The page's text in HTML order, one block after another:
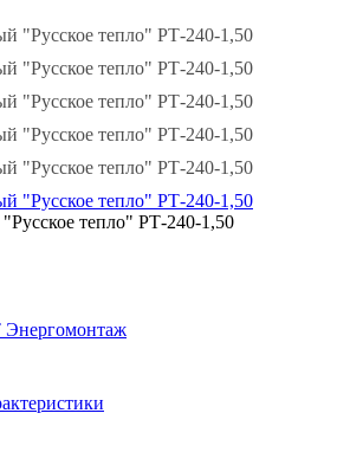
тепло" РТ-240-1,50